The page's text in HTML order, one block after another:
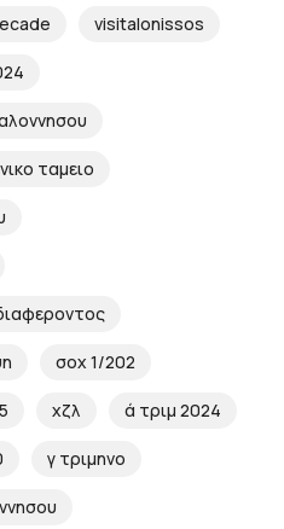
visitalonissos
ταμειο
σοχ 1/202
χζλ ά τριμ 2024
γ τριμηνο